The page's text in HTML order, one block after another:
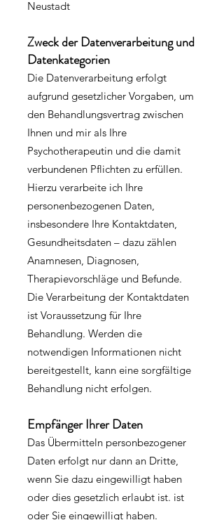
Neustadt
Zweck der Datenverarbeitung und
Datenkategorien
Die Datenverarbeitung erfolgt
aufgrund gesetzlicher Vorgaben, um
den Behandlungsvertrag zwischen
Ihnen und mir als Ihre
Psychotherapeutin und die damit
verbundenen Pflichten zu erfüllen.
Hierzu verarbeite ich Ihre
personenbezogenen Daten,
insbesondere Ihre Kontaktdaten,
Gesundheitsdaten – dazu zählen
Anamnesen, Diagnosen,
Therapievorschläge und Befunde.
Die Verarbeitung der Kontaktdaten
ist Voraussetzung für Ihre
Behandlung. Werden die
notwendigen Informationen nicht
bereitgestellt, kann eine sorgfältige
Behandlung nicht erfolgen.
Empfänger Ihrer Daten
Das Übermitteln personbezogener
Daten erfolgt nur dann an Dritte,
wenn Sie dazu eingewilligt haben
oder dies gesetzlich erlaubt ist. ist
oder Sie eingewilligt haben.